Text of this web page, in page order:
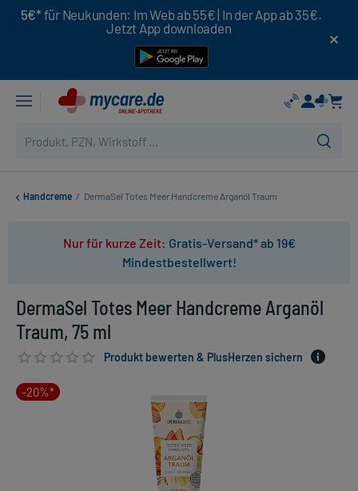
5€* für Neukunden: Im Web ab 55€ | In der App ab 35€.
Jetzt App downloaden
Handcreme / DermaSel Totes Meer Handcreme Arganöl Traum
Nur für kurze Zeit: Gratis-Versand* ab 19€
Mindestbestellwert!
DermaSel Totes Meer Handcreme Arganöl
Traum, 75 ml
Produkt bewerten & PlusHerzen sichern
-20%*